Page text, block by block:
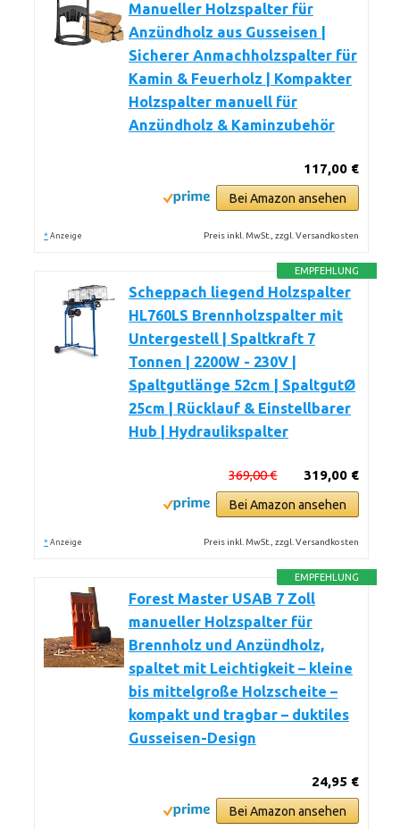
Manueller Holzspalter für
Anzündholz aus Gusseisen |
Sicherer Anmachholzspalter für
Kamin & Feuerholz | Kompakter
Holzspalter manuell für
Anzündholz & Kaminzubehör
117,00 €
Bei Amazon ansehen
* Anzeige Preis inkl. MwSt., zzgl. Versandkosten
EMPFEHLUNG
Scheppach liegend Holzspalter
HL760LS Brennholzspalter mit
Untergestell | Spaltkraft 7
Tonnen | 2200W - 230V |
Spaltgutlänge 52cm | SpaltgutØ
25cm | Rücklauf & Einstellbarer
Hub | Hydraulikspalter
319,00 €
369,00 €
Bei Amazon ansehen
* Anzeige Preis inkl. MwSt., zzgl. Versandkosten
EMPFEHLUNG
Forest Master USAB 7 Zoll
manueller Holzspalter für
Brennholz und Anzündholz,
spaltet mit Leichtigkeit – kleine
bis mittelgroße Holzscheite –
kompakt und tragbar – duktiles
Gusseisen-Design
24,95 €
Bei Amazon ansehen